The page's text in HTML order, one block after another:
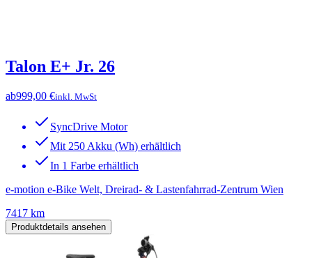
Talon E+ Jr. 26
ab999,00 €inkl. MwSt
SyncDrive Motor
Mit 250 Akku (Wh) erhältlich
In 1 Farbe erhältlich
e-motion e-Bike Welt, Dreirad- & Lastenfahrrad-Zentrum Wien
7417 km
Produktdetails ansehen